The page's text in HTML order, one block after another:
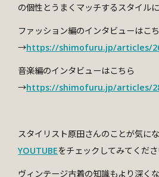
の個性とうまくマッチするスタイル
ファッション編のインタビューはこ
→https://shimofuru.jp/articles/
音楽編のインタビューはこちら
→https://shimofuru.jp/articles/
スタイリスト原田さんのことが気に
YOUTUBEをチェックしてみてくださ
ヴィンテージ古着の知識もより深く